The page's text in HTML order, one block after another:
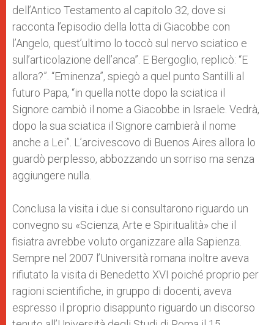
dell’Antico Testamento al capitolo 32, dove si
racconta l’episodio della lotta di Giacobbe con
l’Angelo, quest’ultimo lo toccò sul nervo sciatico e
sull’articolazione dell’anca”. E Bergoglio, replicò: “E
allora?”. “Eminenza”, spiegò a quel punto Santilli al
futuro Papa, “in quella notte dopo la sciatica il
Signore cambiò il nome a Giacobbe in Israele. Vedrà,
dopo la sua sciatica il Signore cambierà il nome
anche a Lei”. L’arcivescovo di Buenos Aires allora lo
guardò perplesso, abbozzando un sorriso ma senza
aggiungere nulla.
Conclusa la visita i due si consultarono riguardo un
convegno su «Scienza, Arte e Spiritualità» che il
fisiatra avrebbe voluto organizzare alla Sapienza.
Sempre nel 2007 l’Università romana inoltre aveva
rifiutato la visita di Benedetto XVI poiché proprio per
ragioni scientifiche, in gruppo di docenti, aveva
espresso il proprio disappunto riguardo un discorso